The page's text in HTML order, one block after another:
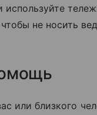
используйте
не носить
или близкого